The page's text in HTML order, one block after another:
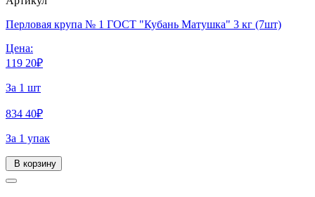
Перловая крупа № 1 ГОСТ "Кубань Матушка" 3 кг (7шт)
Цена:
119 20₽
За 1 шт
834 40₽
За 1 упак
В корзину